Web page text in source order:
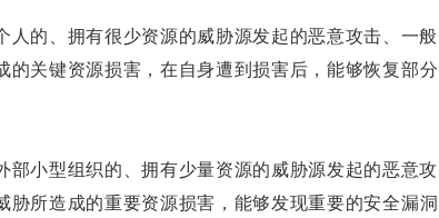
人的、拥有很少资源的威胁源发起的恶意攻击、一般
关键资源损害，在自身遭到损害后，能够恢复部分
部小型组织的、拥有少量资源的威胁源发起的恶意攻
所造成的重要资源损害，能够发现重要的安全漏洞